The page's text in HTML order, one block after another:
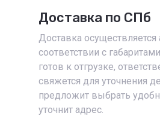
Доставка по СПб
Доставка осуществляется
соответствии с
готов к отгрузке,
свяжется для уточнения
предложит выбрать
уточнит адрес.